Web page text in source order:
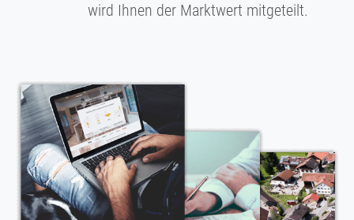
wird Ihnen der Marktwert mitgeteilt.